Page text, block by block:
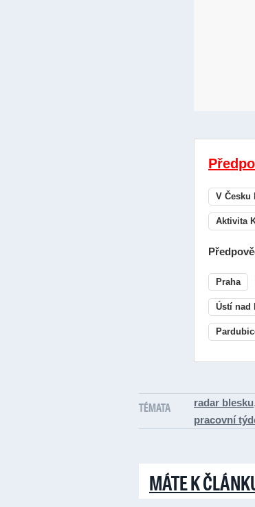
V Česku
Aktivita
Praha
Ústí nad
TÉMATA radar blesku
pracovní
MÁTE K